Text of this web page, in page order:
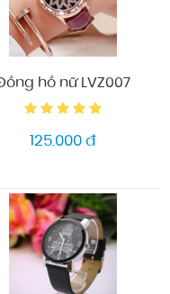
hồ nữ LVZ007
125.000 đ